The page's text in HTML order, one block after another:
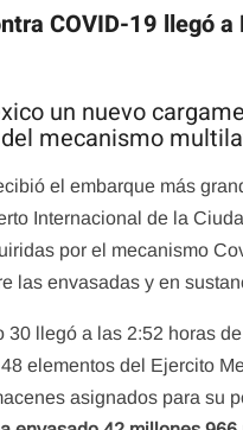
COVID-19 llegó a
un nuevo
mecanismo
el embarque más
Internacional de la
por el mecanismo
las envasadas y en
llegó a las 2:52 horas
elementos del Ejercito
asignados para su